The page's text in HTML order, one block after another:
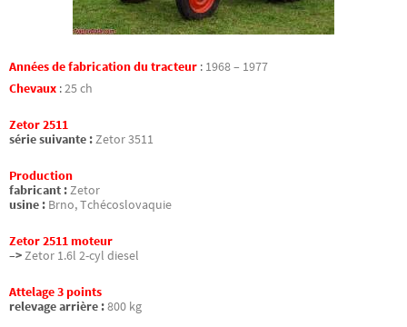
Années de fabrication du tracteur : 1968 – 1977
Chevaux :25 ch
Zetor 2511
série suivante :Zetor 3511
Production
fabricant :Zetor
usine : Brno, Tchécoslovaquie
Zetor 2511 moteur
–>Zetor 1.6l 2-cyl diesel
Attelage 3 points
relevage arrière :800 kg